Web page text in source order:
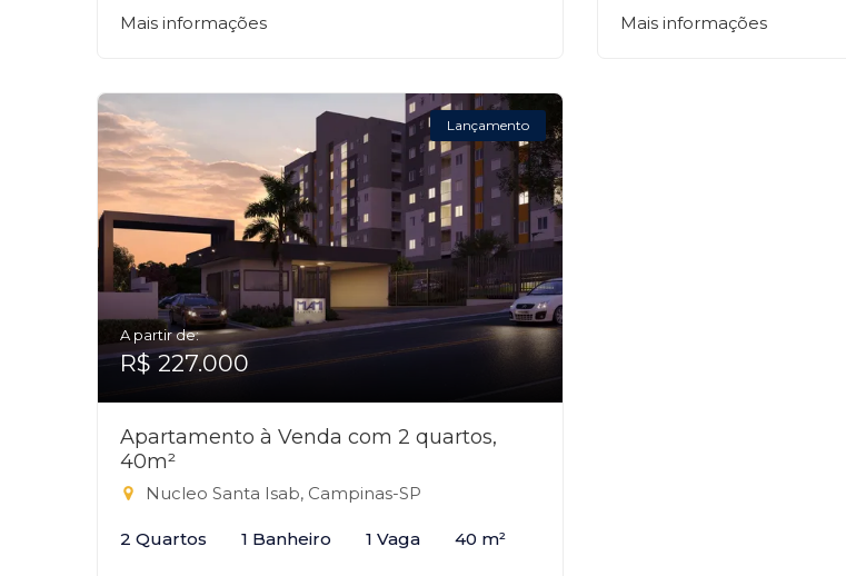
Mais informações Mais informações
Lançamento
A partir de:
R$ 227.000
Apartamento à Venda com 2 quartos,
40m²
Nucleo Santa Isab, Campinas-SP
2 Quartos 1 Banheiro 1 Vaga 40 m²